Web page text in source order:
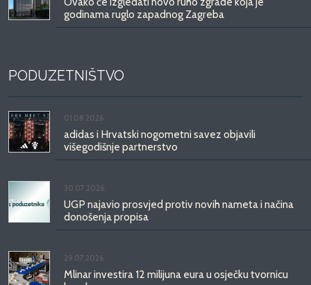
godinama ruglo zapadnog Zagreba
PODUZETNIŠTVO
01.08.2026.
adidas i Hrvatski nogometni savez objavili
višegodišnje partnerstvo
30.07.2026.
UGP najavio prosvjed protiv novih nameta i načina
donošenja propisa
29.07.2026.
Mlinar investira 12 milijuna eura u osječku tvornicu